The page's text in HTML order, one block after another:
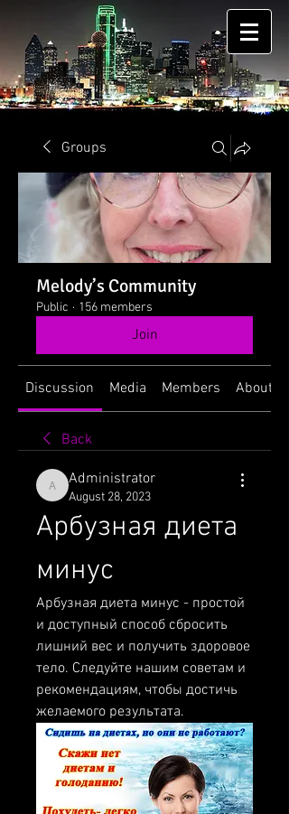
Groups
Melody’s Community
Public · 156 members
Join
Discussion Media Members About
Back
Administrator
Administrator
August 28, 2023
Арбузная диета
минус
Арбузная диета минус - простой
и доступный способ сбросить
лишний вес и получить здоровое
тело. Следуйте нашим советам и
рекомендациям, чтобы достичь
желаемого результата.